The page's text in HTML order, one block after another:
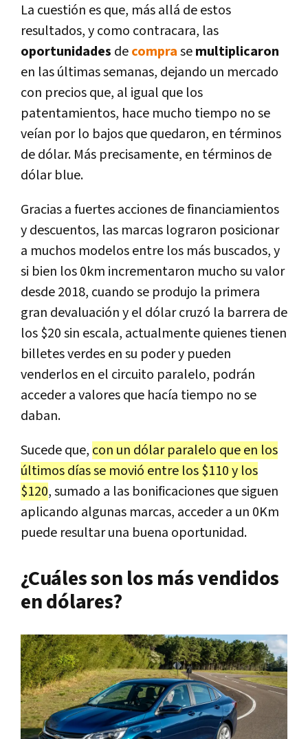
La cuestión es que, más allá de estos
resultados, y como contracara, las
oportunidades decomprasemultiplicaron
en las últimas semanas, dejando un mercado
con precios que, al igual que los
patentamientos, hace mucho tiempo no se
veían por lo bajos que quedaron, en términos
de dólar. Más precisamente, en términos de
dólar blue.
Gracias a fuertes acciones de financiamientos
y descuentos, las marcas lograron posicionar
a muchos modelos entre los más buscados, y
si bien los 0km incrementaron mucho su valor
desde 2018, cuando se produjo la primera
gran devaluación y el dólar cruzó la barrera de
los $20 sin escala, actualmente quienes tienen
billetes verdes en su poder y pueden
venderlos en el circuito paralelo, podrán
acceder a valores que hacía tiempo no se
daban.
Sucede que, con un dólar paralelo que en los
últimos días se movió entre los $110 y los
$120, sumado a las bonificaciones que siguen
aplicando algunas marcas, acceder a un 0Km
puede resultar una buena oportunidad.
¿Cuáles son los más vendidos
en dólares?